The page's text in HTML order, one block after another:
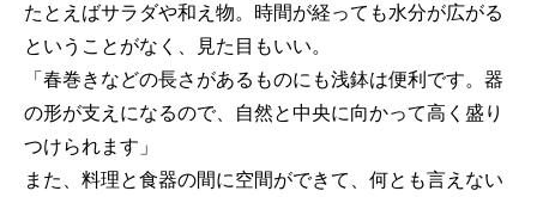
たとえばサラダや和え物。時間が経っても水分が広がる
ということがなく、見た目もいい。
「春巻きなどの長さがあるものにも浅鉢は便利です。器
の形が支えになるので、自然と中央に向かって高く盛り
つけられます」
また、料理と食器の間に空間ができて、何とも言えない